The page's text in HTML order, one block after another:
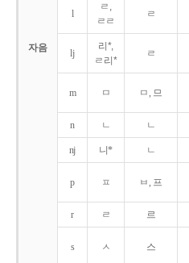
자음
l
ㄹ,
ㄹㄹ
ㄹ
lj
리*,
ㄹ리*
ㄹ
m ㅁ ㅁ, 므
n ㄴ ㄴ
nj 니* ㄴ
p ㅍ ㅂ, 프
r ㄹ 르
s ㅅ 스